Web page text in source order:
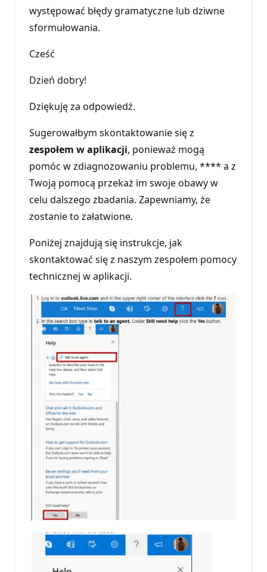
występować błędy gramatyczne lub dziwne
sformułowania.
Cześć
Dzień dobry!
Dziękuję za odpowiedź.
Sugerowałbym skontaktowanie się z
zespołem w aplikacji, ponieważ mogą
pomóc w zdiagnozowaniu problemu, **** a z
Twoją pomocą przekaż im swoje obawy w
celu dalszego zbadania. Zapewniamy, że
zostanie to załatwione.
Poniżej znajdują się instrukcje, jak
skontaktować się z naszym zespołem pomocy
technicznej w aplikacji.